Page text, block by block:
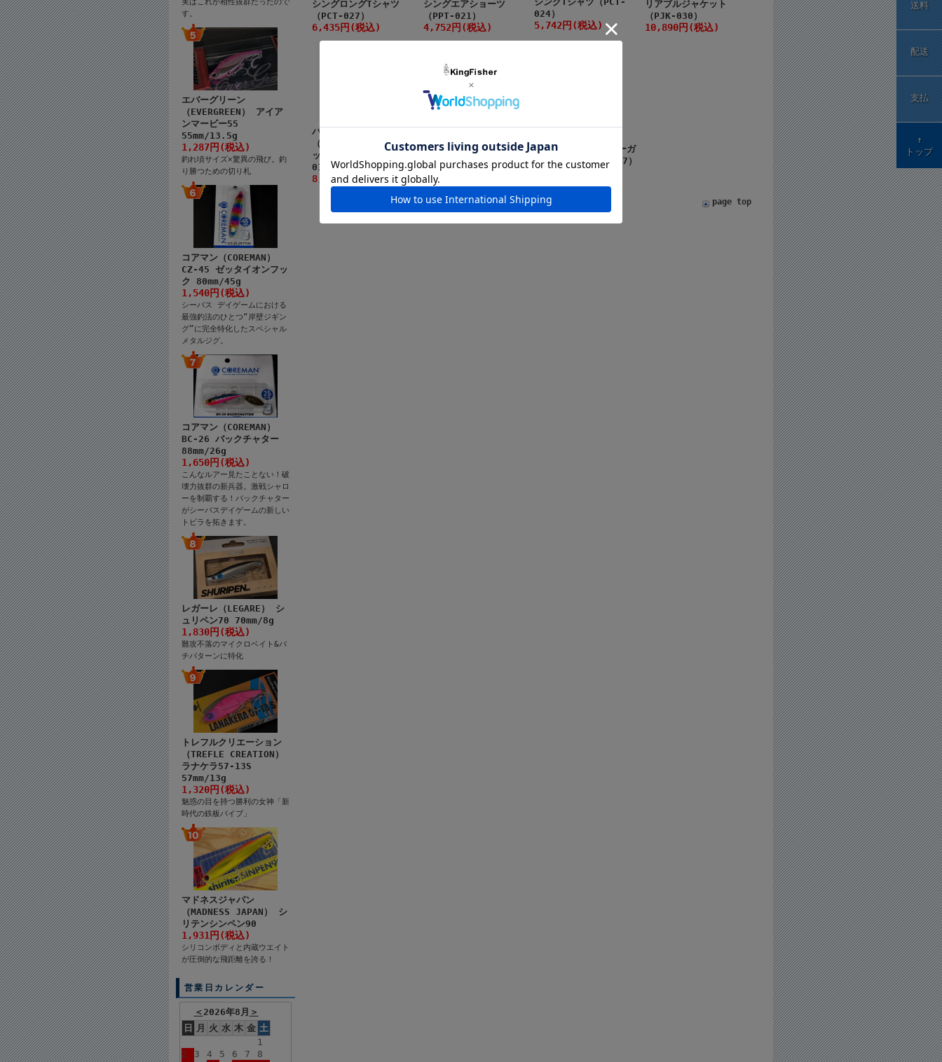
実はこれが相性抜群だったので
す。
エバーグリーン
（EVERGREEN） アイア
ンマービー55
55mm/13.5g
1,287円(税込)
釣れ頃サイズ×驚異の飛び。釣
り勝つための切り札
コアマン（COREMAN）
CZ-45 ゼッタイオンフッ
ク 80mm/45g
1,540円(税込)
シーバス デイゲームにおける
最強釣法のひとつ“岸壁ジギン
グ”に完全特化したスペシャル
メタルジグ。
コアマン（COREMAN）
BC-26 バックチャター
88mm/26g
1,650円(税込)
こんなルアー見たことない！破
壊力抜群の新兵器。激戦シャロ
ーを制覇する！バックチャター
がシーバスデイゲームの新しい
トビラを拓きます。
レガーレ（LEGARE） シ
ュリペン70 70mm/8g
1,830円(税込)
難攻不落のマイクロベイト&バ
チパターンに特化
トレフルクリエーション
（TREFLE CREATION）
ラナケラ57-13S
57mm/13g
1,320円(税込)
魅惑の目を持つ勝利の女神「新
時代の鉄板バイブ」
マドネスジャパン
（MADNESS JAPAN） シ
リテンシンペン90
1,931円(税込)
シリコンボディと内蔵ウエイト
が圧倒的な飛距離を誇る！
営業日カレンダー
＜ 2026年8月 ＞
日
月 火 水 木 金 土
1
2
3 4 5 6 7
8
シングロングTシャツ
（PCT-027）
6,435円(税込)
シングエアショーツ
（PPT-021）
4,752円(税込)
024）
5,742円(税込)
リアブルジャケット
（PJK-030）
10,890円(税込)
パズデザイン
（Pazdesign） ストレ
ッチパンツII（SPT-
019）
8,712円(税込)
ッチショーツII（SPT-
018）
7,722円(税込)
（Pazdesign） ニーガ
ードパンツ（SPT-017）
page top
送料
配送
支払
↑
トップ